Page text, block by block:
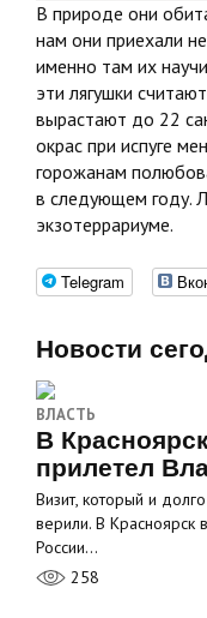
В природе они
нам они приехали
именно там их
эти лягушки
вырастают до 22
окрас при испуге
горожанам
в следующем году.
экзотеррариуме.
Telegram
Новости
ВЛАСТЬ
В
прилетел
Визит, который и
верили. В Красноярск
России…
258